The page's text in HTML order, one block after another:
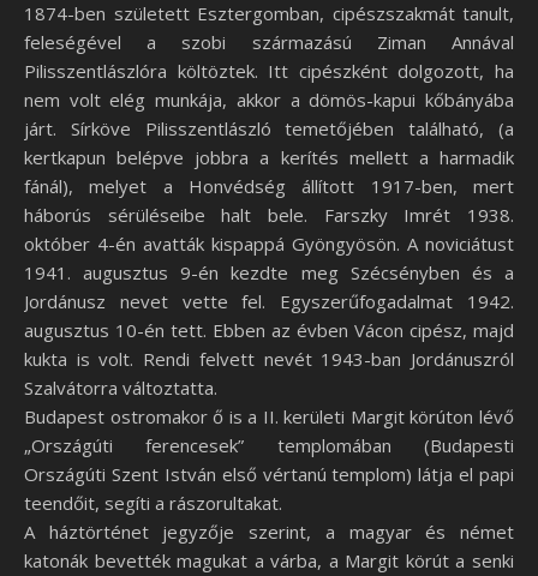
1874-ben született Esztergomban, cipészszakmát tanult,
feleségével a szobi származású Ziman Annával
Pilisszentlászlóra költöztek. Itt cipészként dolgozott, ha
nem volt elég munkája, akkor a dömös-kapui kőbányába
járt. Sírköve Pilisszentlászló temetőjében található, (a
kertkapun belépve jobbra a kerítés mellett a harmadik
fánál), melyet a Honvédség állított 1917-ben, mert
háborús sérüléseibe halt bele. Farszky Imrét 1938.
október 4-én avatták kispappá Gyöngyösön. A noviciátust
1941. augusztus 9-én kezdte meg Szécsényben és a
Jordánusz nevet vette fel. Egyszerűfogadalmat 1942.
augusztus 10-én tett. Ebben az évben Vácon cipész, majd
kukta is volt. Rendi felvett nevét 1943-ban Jordánuszról
Szalvátorra változtatta.
Budapest ostromakor ő is a II. kerületi Margit körúton lévő
„Országúti ferencesek” templomában (Budapesti
Országúti Szent István első vértanú templom) látja el papi
teendőit, segíti a rászorultakat.
A háztörténet jegyzője szerint, a magyar és német
katonák bevették magukat a várba, a Margit körút a senki